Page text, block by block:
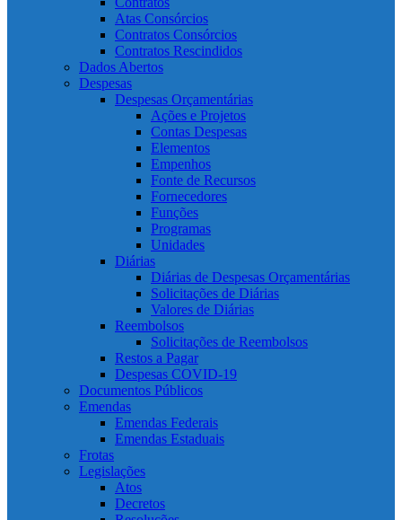
Atas Consórcios
Contratos Consórcios
Contratos Rescindidos
Dados Abertos
Despesas
Despesas Orçamentárias
Ações e Projetos
Contas Despesas
Elementos
Empenhos
Fonte de Recursos
Fornecedores
Funções
Programas
Unidades
Diárias
Diárias de Despesas Orçamentárias
Solicitações de Diárias
Valores de Diárias
Reembolsos
Solicitações de Reembolsos
Restos a Pagar
Despesas COVID-19
Documentos Públicos
Emendas
Emendas Federais
Emendas Estaduais
Frotas
Legislações
Atos
Decretos